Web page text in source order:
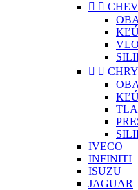
 
 
IVECO
INFINITI
ISUZU
JAGUAR